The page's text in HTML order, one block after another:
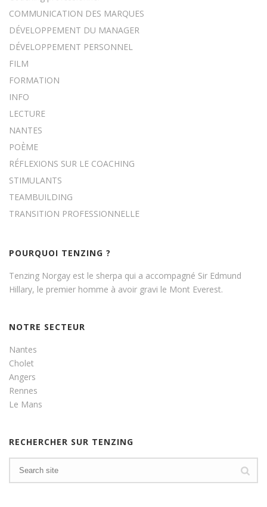
COMMUNICATION DES MARQUES
DÉVELOPPEMENT DU MANAGER
DÉVELOPPEMENT PERSONNEL
FILM
FORMATION
INFO
LECTURE
NANTES
POÈME
RÉFLEXIONS SUR LE COACHING
STIMULANTS
TEAMBUILDING
TRANSITION PROFESSIONNELLE
POURQUOI TENZING ?
Tenzing Norgay est le sherpa qui a accompagné Sir Edmund
Hillary, le premier homme à avoir gravi le Mont Everest.
NOTRE SECTEUR
Nantes
Cholet
Angers
Rennes
Le Mans
RECHERCHER SUR TENZING